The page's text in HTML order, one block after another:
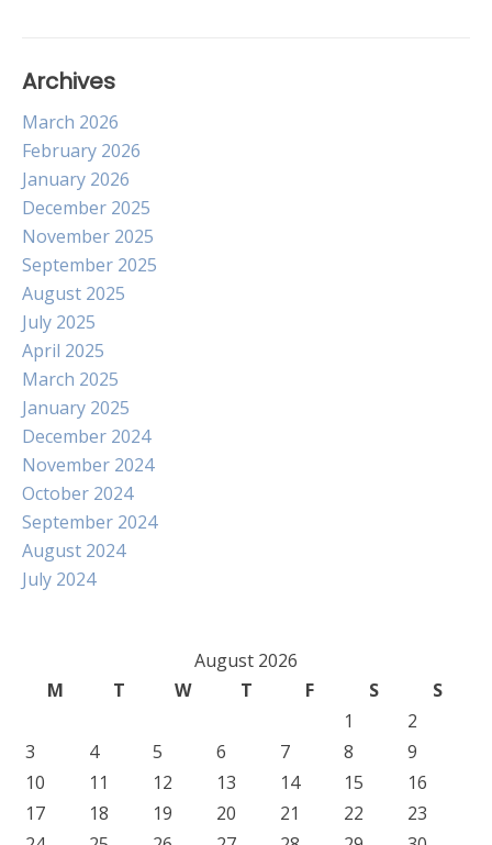
Archives
March 2026
February 2026
January 2026
December 2025
November 2025
September 2025
August 2025
July 2025
April 2025
March 2025
January 2025
December 2024
November 2024
October 2024
September 2024
August 2024
July 2024
August 2026
M
T W T F S
S
1
2
3
4 5 6 7 8
9
10
11 12 13 14 15
16
17
18 19 20 21 22
23